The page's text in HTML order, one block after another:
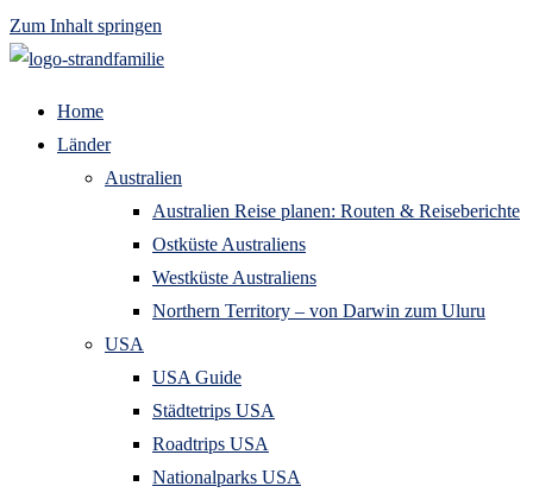
Zum Inhalt springen
Home
Länder
Australien
Australien Reise planen: Routen & Reiseberichte
Ostküste Australiens
Westküste Australiens
Northern Territory – von Darwin zum Uluru
USA
USA Guide
Städtetrips USA
Roadtrips USA
Nationalparks USA